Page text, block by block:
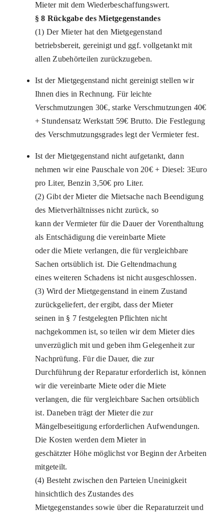
Mieter mit dem Wiederbeschaffungswert.
§ 8 Rückgabe des Mietgegenstandes
(1) Der Mieter hat den Mietgegenstand
betriebsbereit, gereinigt und ggf. vollgetankt mit
allen Zubehörteilen zurückzugeben.
Ist der Mietgegenstand nicht gereinigt stellen wir
Ihnen dies in Rechnung. Für leichte
Verschmutzungen 30€, starke Verschmutzungen 40€
+ Stundensatz Werkstatt 59€ Brutto. Die Festlegung
des Verschmutzungsgrades legt der Vermieter fest.
Ist der Mietgegenstand nicht aufgetankt, dann
nehmen wir eine Pauschale von 20€ + Diesel: 3Euro
pro Liter, Benzin 3,50€ pro Liter.
(2) Gibt der Mieter die Mietsache nach Beendigung
des Mietverhältnisses nicht zurück, so
kann der Vermieter für die Dauer der Vorenthaltung
als Entschädigung die vereinbarte Miete
oder die Miete verlangen, die für vergleichbare
Sachen ortsüblich ist. Die Geltendmachung
eines weiteren Schadens ist nicht ausgeschlossen.
(3) Wird der Mietgegenstand in einem Zustand
zurückgeliefert, der ergibt, dass der Mieter
seinen in § 7 festgelegten Pflichten nicht
nachgekommen ist, so teilen wir dem Mieter dies
unverzüglich mit und geben ihm Gelegenheit zur
Nachprüfung. Für die Dauer, die zur
Durchführung der Reparatur erforderlich ist, können
wir die vereinbarte Miete oder die Miete
verlangen, die für vergleichbare Sachen ortsüblich
ist. Daneben trägt der Mieter die zur
Mängelbeseitigung erforderlichen Aufwendungen.
Die Kosten werden dem Mieter in
geschätzter Höhe möglichst vor Beginn der Arbeiten
mitgeteilt.
(4) Besteht zwischen den Parteien Uneinigkeit
hinsichtlich des Zustandes des
Mietgegenstandes sowie über die Reparaturzeit und